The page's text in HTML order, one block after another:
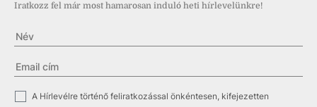
Iratkozz fel már most hamarosan induló heti hírlevelünkre!
A Hírlevélre történő feliratkozással önkéntesen, kifejezetten